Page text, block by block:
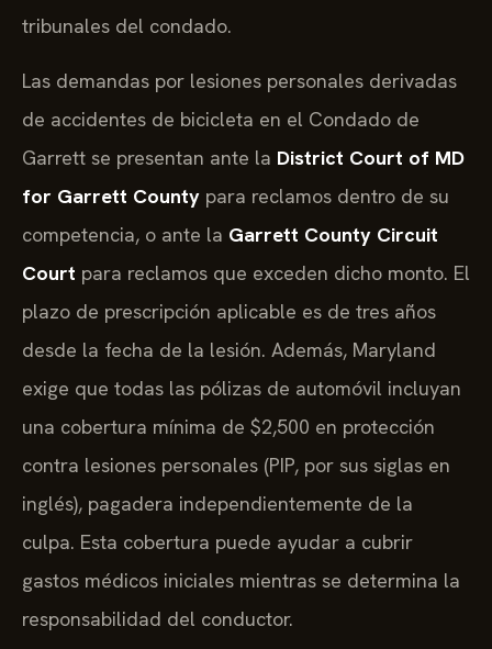
tribunales del condado.
Las demandas por lesiones personales derivadas
de accidentes de bicicleta en el Condado de
Garrett se presentan ante la District Court of MD
for Garrett County para reclamos dentro de su
competencia, o ante la Garrett County Circuit
Court para reclamos que exceden dicho monto. El
plazo de prescripción aplicable es de tres años
desde la fecha de la lesión. Además, Maryland
exige que todas las pólizas de automóvil incluyan
una cobertura mínima de $2,500 en protección
contra lesiones personales (PIP, por sus siglas en
inglés), pagadera independientemente de la
culpa. Esta cobertura puede ayudar a cubrir
gastos médicos iniciales mientras se determina la
responsabilidad del conductor.